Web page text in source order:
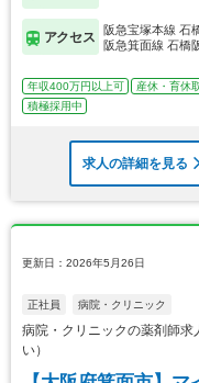
アクセス
阪急宝塚本線 石
阪急箕面線 石橋
年収400万円以上可 産休・育休
積極採用中
求人の詳細を見る
更新日：2026年5月26日
正社員 病院・クリニック
病院・クリニックの薬剤師
い）